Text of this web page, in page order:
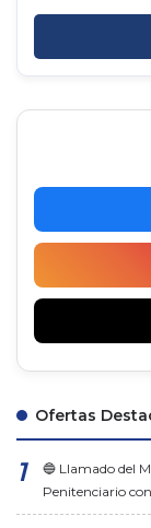
Ofertas
🔵 Llamado del
Penitenciario